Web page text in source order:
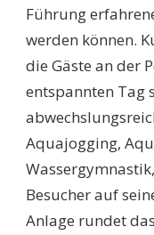
Führung
werden können.
die Gäste an der
entspannten Tag
Aquajogging,
Besucher auf
Anlage rundet